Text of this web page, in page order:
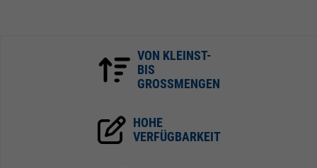
VON KLEINST-
BIS
GROSSMENGEN
HOHE
VERFÜGBARKEIT